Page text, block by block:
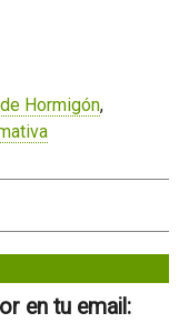
Hormigón,
en tu email: